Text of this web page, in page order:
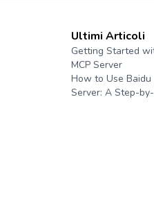
Ultimi Articoli
Getting Started
MCP Server
How to Use Baidu
Server: A Step-